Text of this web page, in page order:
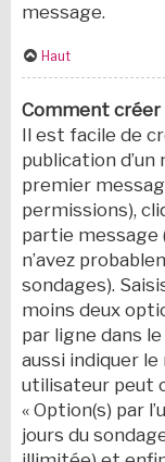
message.
Haut
Comment créer
Il est facile de
publication
premier
permissions),
partie message
n’avez
sondages).
moins deux
par ligne dans
aussi indiquer le
utilisateur peut
« Option(s) par
jours du